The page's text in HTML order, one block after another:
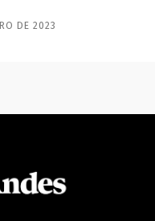
DE 2023